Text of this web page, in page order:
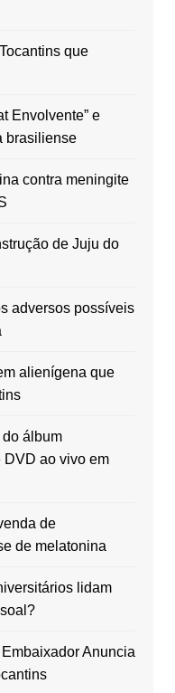
que
Envolvente” e
brasiliense
contra meningite
de Juju do
adversos possíveis
alienígena que
álbum
DVD ao vivo em
de
de melatonina
lidam
Anuncia